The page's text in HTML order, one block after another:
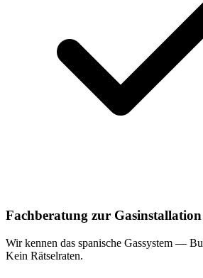
Fachberatung zur Gasinstallation
Wir kennen das spanische Gassystem —
Kein Rätselraten.